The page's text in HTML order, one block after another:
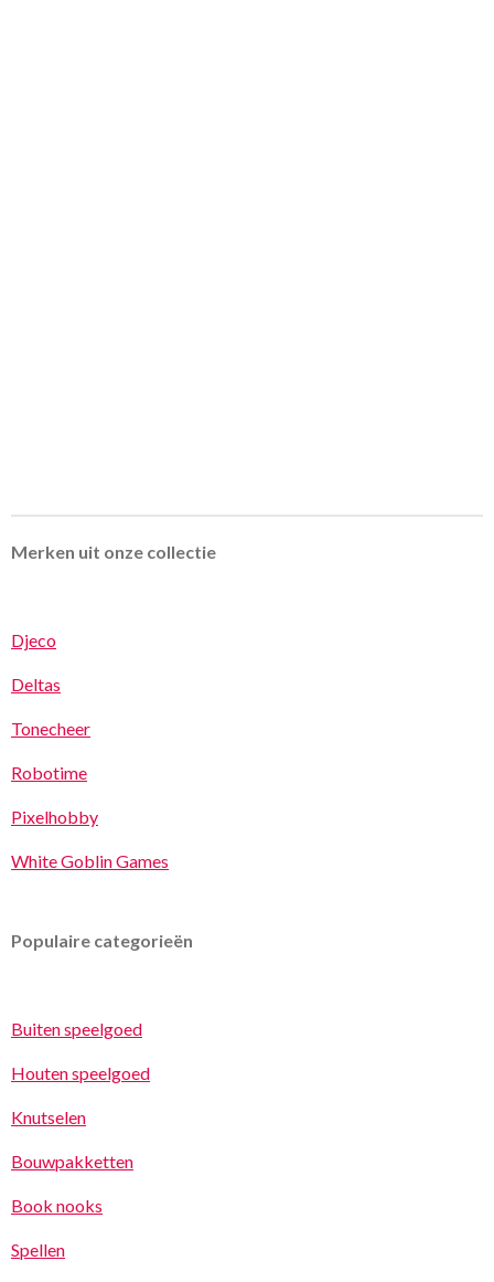
Merken uit onze collectie
Djeco
Deltas
Tonecheer
Robotime
Pixelhobby
White Goblin Games
Populaire categorieën
Buiten speelgoed
Houten speelgoed
Knutselen
Bouwpakketten
Book nooks
Spellen